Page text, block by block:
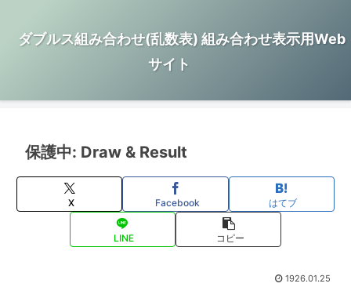
ダブルス組み合わせ(乱数表) 組み合わせ表示用Web
サイト
保護中: Draw & Result
X Facebook はてブ
LINE コピー
1926.01.25